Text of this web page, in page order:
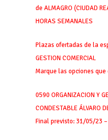
de ALMAGRO (CIUDAD
HORAS SEMANALES
Plazas ofertadas de la
GESTION COMERCIAL
Marque las opciones que
0590 ORGANIZACION Y
CONDESTABLE ÁLVARO
Final previsto: 31/05/23 –